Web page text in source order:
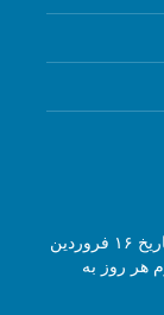
مجله آنلاین موسیقی «گفتگوی هارمونیک»، از تاریخ ۱۶ فروردین
هر روز به